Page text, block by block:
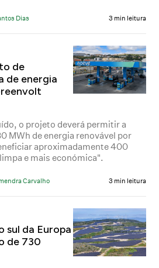
Dias 3 min leitura
de
de energia
o projeto deverá permitir a
MWh de energia renovável por
aproximadamente 400
e mais económica".
Carvalho 3 min leitura
sul da Europa
de 730